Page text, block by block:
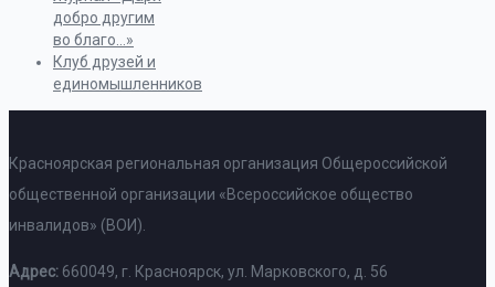
добро другим
во благо…»
Клуб друзей и
единомышленников
Красноярская региональная организация Общероссийской
общественной организации «Всероссийское общество
инвалидов» (ВОИ).
Адрес: 660049, г. Красноярск, ул. Марковского, д. 56